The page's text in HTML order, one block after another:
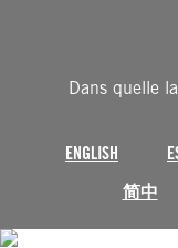
Dans quelle
ENGLISH
简中